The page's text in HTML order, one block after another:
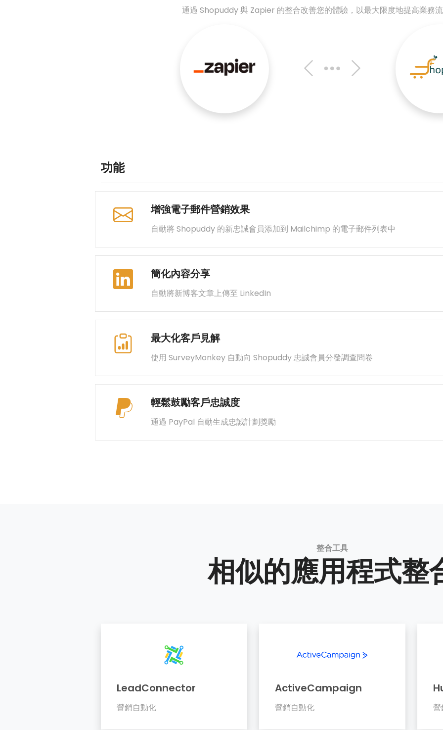
通過 Shopuddy 與 Zapier 的整合改善您的體驗，以最大限度地提高業務
功能
增強電子郵件營銷效果
自動將 Shopuddy 的新忠誠會員添加到 Mailchimp 的電子郵件列表中
簡化內容分享
自動將新博客文章上傳至 LinkedIn
最大化客戶見解
使用 SurveyMonkey 自動向 Shopuddy 忠誠會員分發調查問卷
輕鬆鼓勵客戶忠誠度
通過 PayPal 自動生成忠誠計劃獎勵
整合工具
相似的應用程式整
LeadConnector
營銷自動化
ActiveCampaign
營銷自動化 營